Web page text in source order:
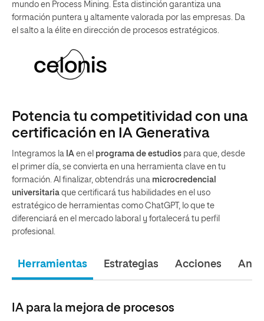
mundo en Process Mining. Esta distinción garantiza una
formación puntera y altamente valorada por las empresas. Da
el salto a la élite en dirección de procesos estratégicos.
Potencia tu competitividad con una
certificación en IA Generativa
Integramos la IA en el programa de estudios para que, desde
el primer día, se convierta en una herramienta clave en tu
formación. Al finalizar, obtendrás una microcredencial
universitaria que certificará tus habilidades en el uso
estratégico de herramientas como ChatGPT, lo que te
diferenciará en el mercado laboral y fortalecerá tu perfil
profesional.
Herramientas Estrategias Acciones
IA para la mejora de procesos